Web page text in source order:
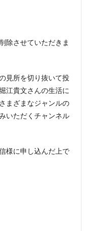
除させていただきま
見所を切り抜いて投
江貴文さんの生活に
まざまなジャンルの
いただくチャンネル
様に申し込んだ上で